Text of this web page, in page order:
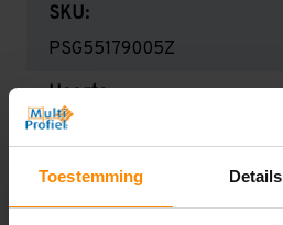
Toestemming Details
SKU:
PSG55179005Z
Hoogte:
5.500 mm
Diepte:
1.100 mm